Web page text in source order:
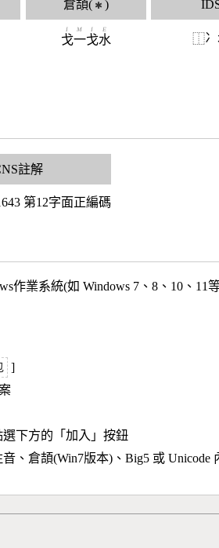
倉頡( ✱ )
戈
I
一
M
戈
I
水
E
⿰
註解
第12字面正編碼
作業系統(如 Windows 7、8、10、11
]
下方的「加入」按鈕
、倉頡(Win7版本)、Big5 或 Unicode